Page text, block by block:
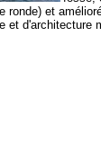
et
et d'architecture